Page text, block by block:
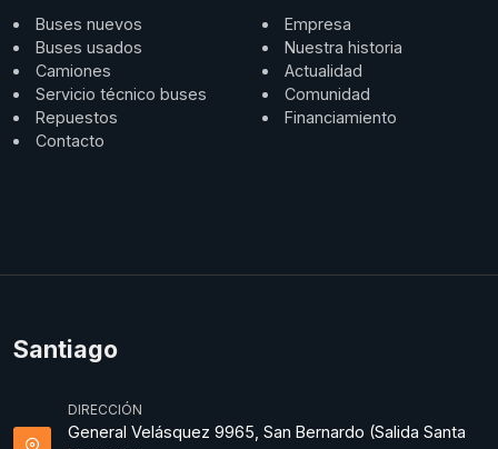
Buses nuevos
Buses usados
Camiones
Servicio técnico buses
Repuestos
Contacto
Empresa
Nuestra historia
Actualidad
Comunidad
Financiamiento
Santiago
DIRECCIÓN
General Velásquez 9965, San Bernardo (Salida Santa